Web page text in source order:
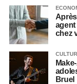
agent
chez
Bruel